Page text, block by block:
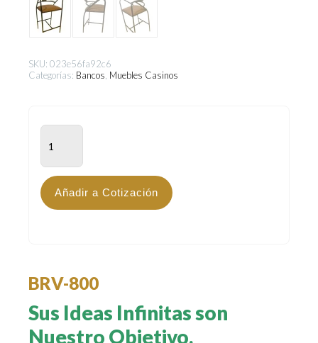
SKU: 023e56fa92c6
Categorías: Bancos Muebles Casinos
BRV-800
Sus Ideas Infinitas son
Nuestro Objetivo.
BRV-
800
Añadir a Cotización